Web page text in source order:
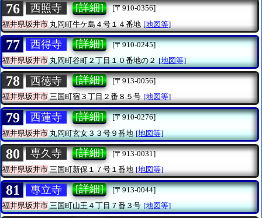
76 西照寺 [詳細]
[〒910-0356]
福井県坂井市 丸岡町牛ケ島４号１４番地 [地図等]
77 西得寺 [詳細]
[〒910-0245]
福井県坂井市丸岡町谷町２丁目１０番地の２ [地図等]
78 西徳寺 [詳細]
[〒913-0056]
福井県坂井市三国町宿３丁目２番８５号 [地図等]
79 西蓮寺 [詳細]
[〒910-0276]
福井県坂井市丸岡町玄女３３号９番地 [地図等]
80 専久寺 [詳細]
[〒913-0031]
福井県坂井市 三国町新保１７号１番地 [地図等]
81 專立寺 [詳細]
[〒913-0044]
福井県坂井市三国町山王４丁目７番３号 [地図等]